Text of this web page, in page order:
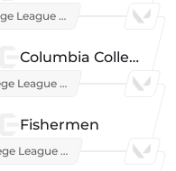
PlayVS College League 2025: Fall
Columbia College
PlayVS College League 2025: Fall
Fishermen
PlayVS College League 2025: Fall